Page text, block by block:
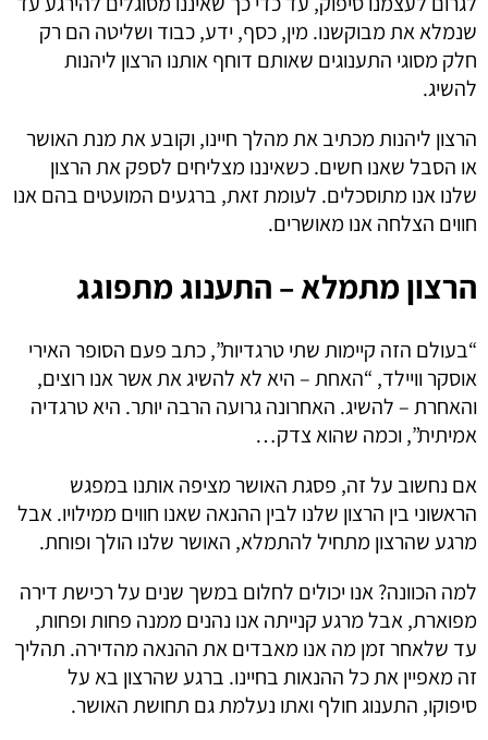
שנמלא את מבוקשנו. מין, כסף, ידע, כבוד ושליטה הם רק
חלק מסוגי התענוגים שאותם דוחף אותנו הרצון ליהנות
להשיג.
הרצון ליהנות מכתיב את מהלך חיינו, וקובע את מנת האושר
או הסבל שאנו חשים. כשאיננו מצליחים לספק את הרצון
שלנו אנו מתוסכלים. לעומת זאת, ברגעים המועטים בהם אנו
חווים הצלחה אנו מאושרים.
הרצון מתמלא – התענוג מתפוגג
“בעולם הזה קיימות שתי טרגדיות”, כתב פעם הסופר האירי
אוסקר וויילד, “האחת – היא לא להשיג את אשר אנו רוצים,
והאחרת – להשיג. האחרונה גרועה הרבה יותר. היא טרגדיה
אמיתית”, וכמה שהוא צדק…
אם נחשוב על זה, פסגת האושר מציפה אותנו במפגש
הראשוני בין הרצון שלנו לבין ההנאה שאנו חווים ממילויו. אבל
מרגע שהרצון מתחיל להתמלא, האושר שלנו הולך ופוחת.
למה הכוונה? אנו יכולים לחלום במשך שנים על רכישת דירה
מפוארת, אבל מרגע קנייתה אנו נהנים ממנה פחות ופחות,
עד שלאחר זמן מה אנו מאבדים את ההנאה מהדירה. תהליך
זה מאפיין את כל ההנאות בחיינו. ברגע שהרצון בא על
סיפוקו, התענוג חולף ואתו נעלמת גם תחושת האושר.